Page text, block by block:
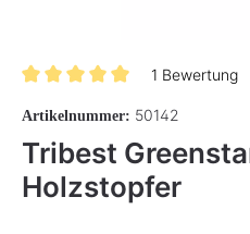
1 Bewertung
Artikelnummer: 50142
Tribest
Holzstopfer